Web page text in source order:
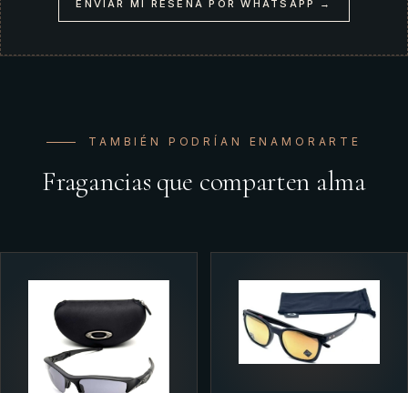
ENVIAR MI RESEÑA POR WHATSAPP →
TAMBIÉN PODRÍAN ENAMORARTE
Fragancias que comparten alma